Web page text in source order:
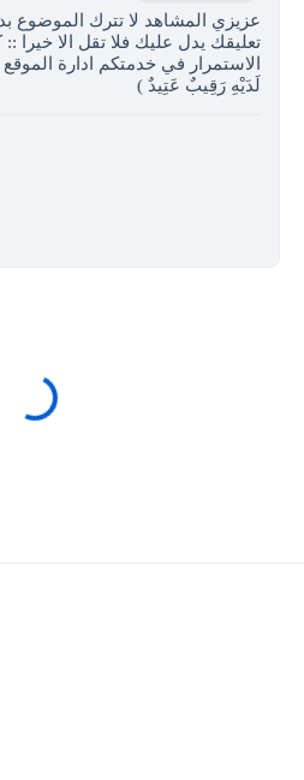
عزيزي المشاهد لا تترك الموضوع
تعليقك يدل عليك فلا تقل الا خيرا
الاستمرار في خدمتكم ادارة
لَدَيْهِ رَقِيبٌ عَتِيدٌ )